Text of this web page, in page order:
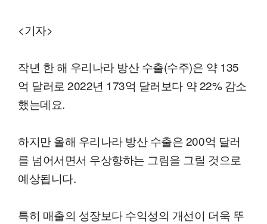
<기자>
작년 한 해 우리나라 방산 수출(수주)은 약 135
억 달러로 2022년 173억 달러보다 약 22% 감소
했는데요.
하지만 올해 우리나라 방산 수출은 200억 달러
를 넘어서면서 우상향하는 그림을 그릴 것으로
예상됩니다.
특히 매출의 성장보다 수익성의 개선이 더욱 뚜